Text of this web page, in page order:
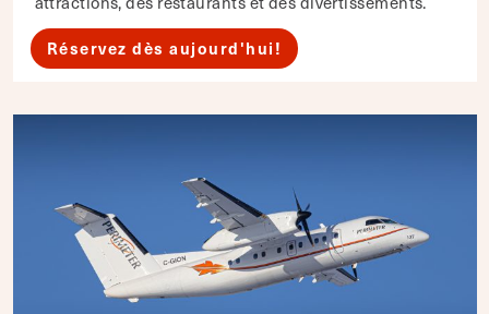
Réservez dès aujourd'hui!